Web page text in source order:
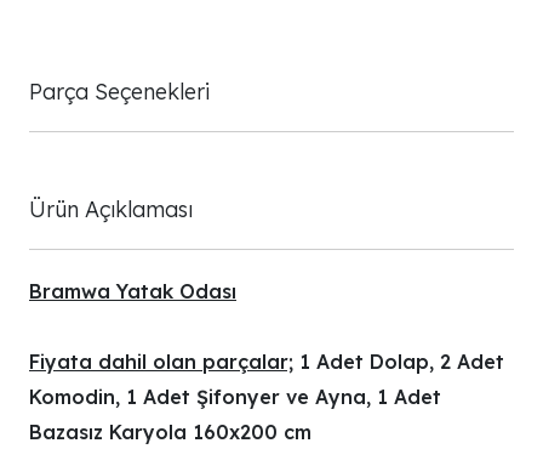
Parça Seçenekleri
Ürün Açıklaması
Bramwa Yatak Odası
Fiyata dahil olan parçalar; 1 Adet Dolap, 2 Adet
Komodin, 1 Adet Şifonyer ve Ayna, 1 Adet
Bazasız Karyola 160x200 cm